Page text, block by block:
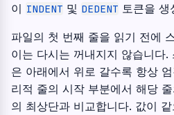
이 INDENT 및 DEDENT 토큰을
파일의 첫 번째 줄을 읽기 전에
이는 다시는 꺼내지지 않습니다.
은 아래에서 위로 갈수록 항상
리적 줄의 시작 부분에서 해당
의 최상단과 비교합니다. 값이